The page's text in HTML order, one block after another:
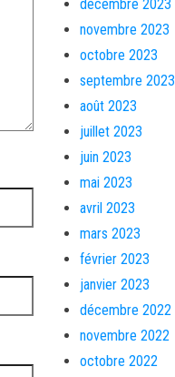
décembre 2023
novembre 2023
octobre 2023
septembre 2023
août 2023
juillet 2023
juin 2023
mai 2023
avril 2023
mars 2023
février 2023
janvier 2023
décembre 2022
novembre 2022
octobre 2022